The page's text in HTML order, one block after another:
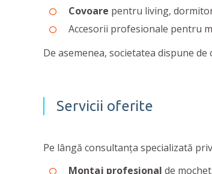
Covoare pentru living,
Accesorii profesionale pentru
De asemenea, societatea dispune
Servicii oferite
Pe lângă consultanța specializată
Montaj profesional de